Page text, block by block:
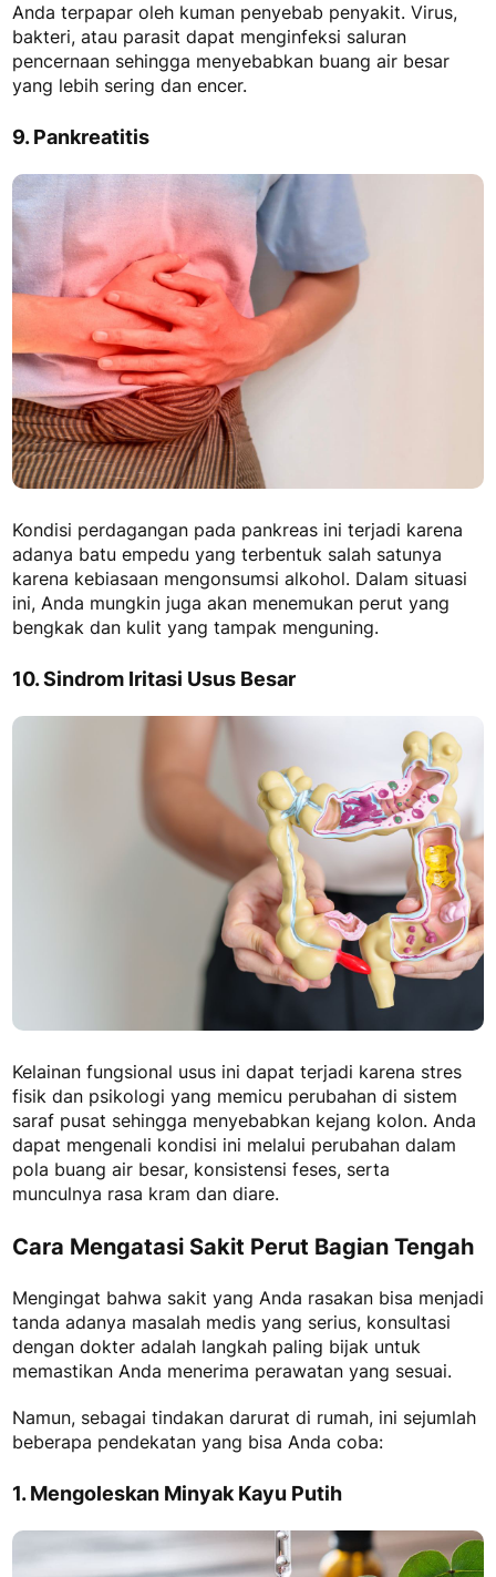
Anda terpapar oleh kuman penyebab penyakit. Virus,
bakteri, atau parasit dapat menginfeksi saluran
pencernaan sehingga menyebabkan buang air besar
yang lebih sering dan encer.
9. Pankreatitis
Kondisi perdagangan pada pankreas ini terjadi karena
adanya batu empedu yang terbentuk salah satunya
karena kebiasaan mengonsumsi alkohol. Dalam situasi
ini, Anda mungkin juga akan menemukan perut yang
bengkak dan kulit yang tampak menguning.
10. Sindrom Iritasi Usus Besar
Kelainan fungsional usus ini dapat terjadi karena stres
fisik dan psikologi yang memicu perubahan di sistem
saraf pusat sehingga menyebabkan kejang kolon. Anda
dapat mengenali kondisi ini melalui perubahan dalam
pola buang air besar, konsistensi feses, serta
munculnya rasa kram dan diare.
Cara Mengatasi Sakit Perut Bagian Tengah
Mengingat bahwa sakit yang Anda rasakan bisa menjadi
tanda adanya masalah medis yang serius, konsultasi
dengan dokter adalah langkah paling bijak untuk
memastikan Anda menerima perawatan yang sesuai.
Namun, sebagai tindakan darurat di rumah, ini sejumlah
beberapa pendekatan yang bisa Anda coba:
1. Mengoleskan Minyak Kayu Putih